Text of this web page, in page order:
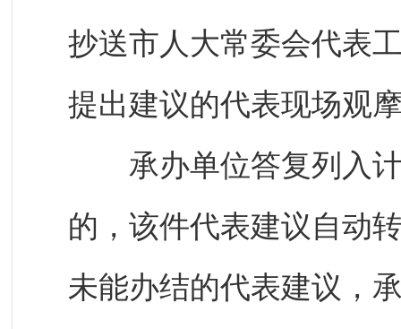
抄送市人大常委会代表
提出建议的代表现场观
承办单位答复列入计
的，该件代表建议自动
未能办结的代表建议，